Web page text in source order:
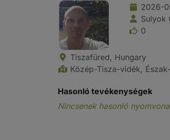
2026-
Sulyok
0
Tiszafüred, Hungary
Közép-Tisza-vidék,
Hasonló tevékenységek
Nincsenek hasonló